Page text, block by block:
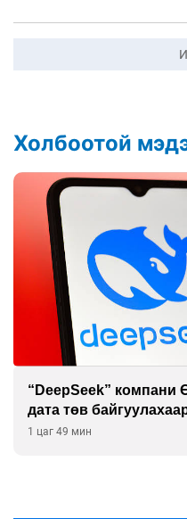
Холбоотой
“DeepSeek”
дата төв
1 цаг 49 мин